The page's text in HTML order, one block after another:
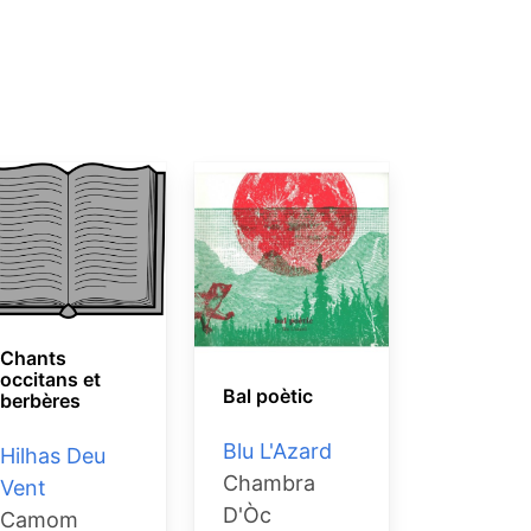
Chants
occitans et
berbères
Hilhas Deu
Vent
Camom
Bal poètic
Blu L'Azard
Chambra
D'Òc